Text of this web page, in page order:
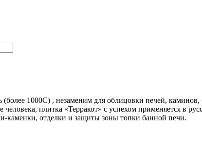
1000С) , незаменим для облицовки печей,
плитка «Терракот» с успехом применяется в
каменки, отделки и защиты зоны топки банной печи.